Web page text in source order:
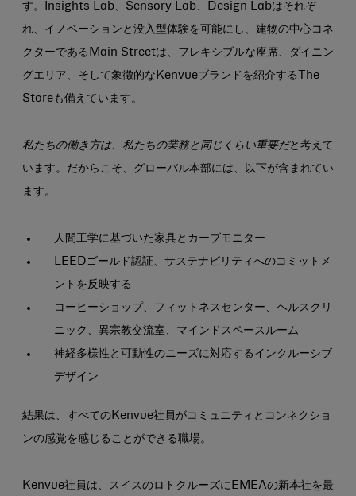
す。Insights Lab、Sensory Lab、Design Labはそれぞ
れ、イノベーションと没入型体験を可能にし、建物の中心コネ
クターであるMain Streetは、フレキシブルな座席、ダイニン
グエリア、そして象徴的なKenvueブランドを紹介するThe
Storeも備えています。
私たちの働き方は、私たちの業務と同じくらい重要だと考えて
います。だからこそ、グローバル本部には、以下が含まれてい
ます。
人間工学に基づいた家具とカーブモニター
LEEDゴールド認証、サステナビリティへのコミットメ
ントを反映する
コーヒーショップ、フィットネスセンター、ヘルスクリ
ニック、異宗教交流室、マインドスペースルーム
神経多様性と可動性のニーズに対応するインクルーシブ
デザイン
結果は、すべてのKenvue社員がコミュニティとコンネクショ
ンの感覚を感じることができる職場。
Kenvue社員は、スイスのロトクルーズにEMEAの新本社を最